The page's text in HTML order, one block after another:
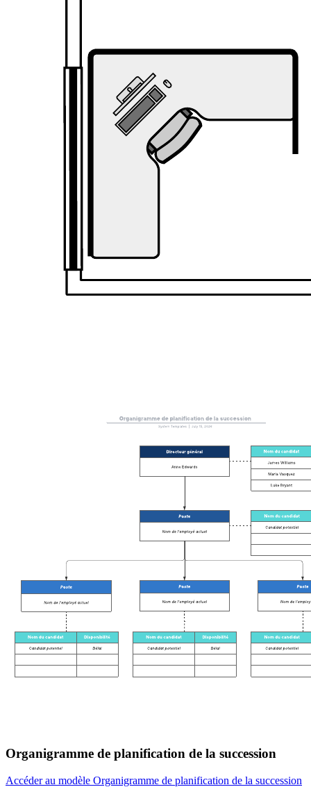
Organigramme de planification de la succession
Accéder au modèle Organigramme de planification de la succession